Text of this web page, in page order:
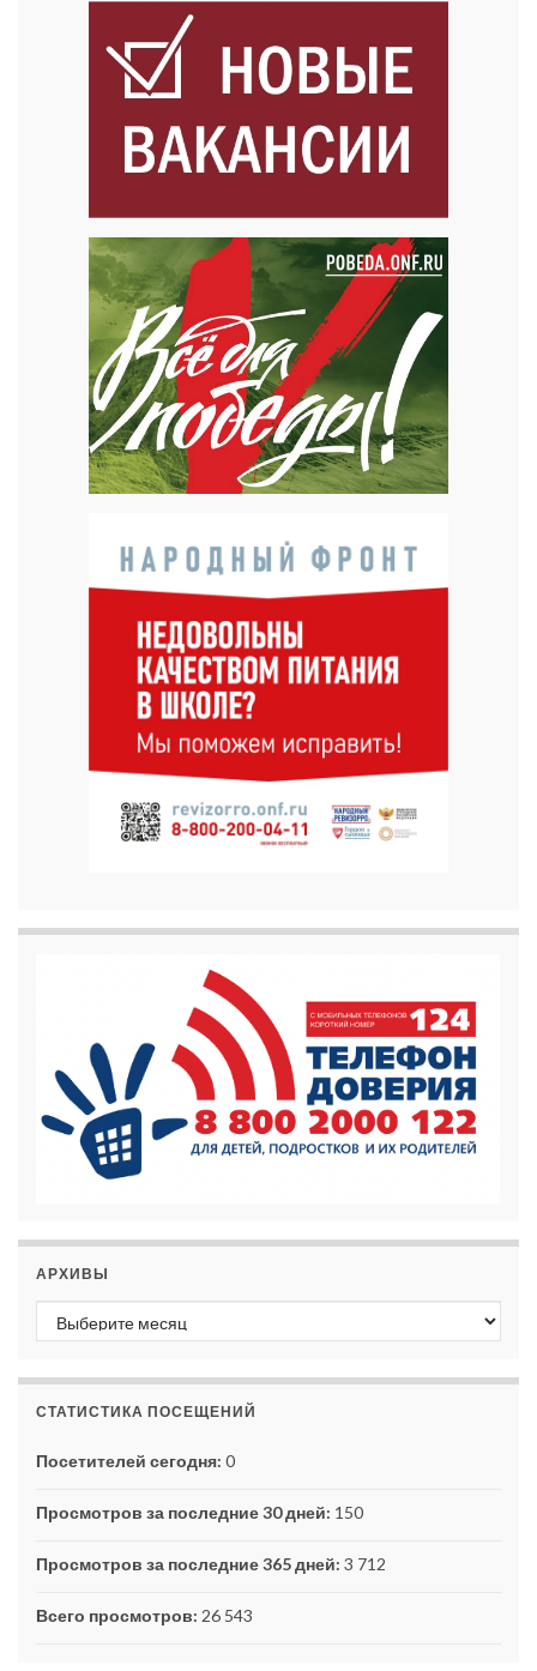
АРХИВЫ
Архивы
СТАТИСТИКА ПОСЕЩЕНИЙ
Посетителей сегодня: 0
Просмотров за последние 30 дней: 150
Просмотров за последние 365 дней: 3 712
Всего просмотров: 26 543